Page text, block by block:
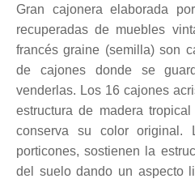
Gran cajonera elaborada
recuperadas de muebles
francés graine (semilla) son
de cajones donde se
venderlas. Los 16 cajones
estructura de madera
conserva su color original.
porticones, sostienen la
del suelo dando un aspecto